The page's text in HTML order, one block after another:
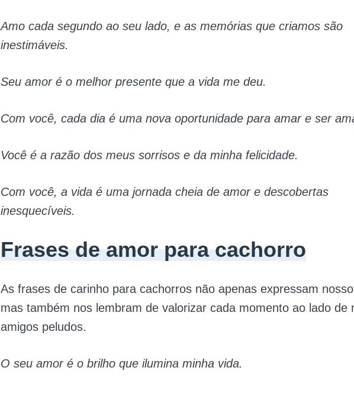
Amo cada segundo ao seu lado, e as memórias que criamos são
inestimáveis.
Seu amor é o melhor presente que a vida me deu.
Com você, cada dia é uma nova oportunidade para amar e ser
Você é a razão dos meus sorrisos e da minha felicidade.
Com você, a vida é uma jornada cheia de amor e descobertas
inesquecíveis.
Frases de amor para cachorro
As frases de carinho para cachorros não apenas expressam
mas também nos lembram de valorizar cada momento ao lado de
amigos peludos.
O seu amor é o brilho que ilumina minha vida.